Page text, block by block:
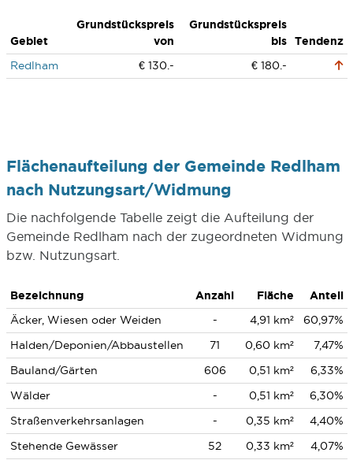
Gebiet
Grundstückspreis
von
Grundstückspreis
bis
Tendenz
Redlham
€ 130.- € 180.-
Flächenaufteilung der Gemeinde Redlham
nach Nutzungsart/Widmung
Die nachfolgende Tabelle zeigt die Aufteilung der
Gemeinde Redlham nach der zugeordneten Widmung
bzw. Nutzungsart.
Bezeichnung Anzahl Fläche
Anteil
Äcker, Wiesen oder Weiden
- 4,91 km²
60,97%
Halden/Deponien/Abbaustellen
71 0,60 km²
7,47%
Bauland/Gärten
606 0,51 km²
6,33%
Wälder
- 0,51 km²
6,30%
Straßenverkehrsanlagen
- 0,35 km²
4,40%
Stehende Gewässer
52 0,33 km² 4,07%